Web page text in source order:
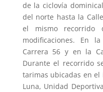
de la ciclovía
del norte hasta la
el mismo recorrido
modificaciones. En
Carrera 56 y en la
Durante el recorrido
tarimas ubicadas en
Luna, Unidad